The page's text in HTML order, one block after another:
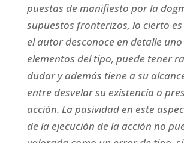
puestas de manifiesto por la
supuestos fronterizos, lo cierto
el autor desconoce en detalle uno
elementos del tipo, puede tener
dudar y además tiene a su
entre desvelar su existencia o
acción. La pasividad en este
de la ejecución de la acción no